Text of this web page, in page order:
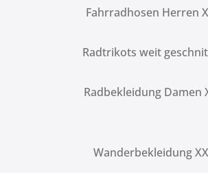
Fahrradhosen Herren
Radtrikots weit
Radbekleidung Damen
Wanderbekleidung